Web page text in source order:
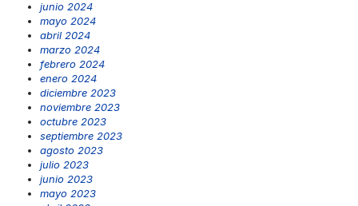
junio 2024
mayo 2024
abril 2024
marzo 2024
febrero 2024
enero 2024
diciembre 2023
noviembre 2023
octubre 2023
septiembre 2023
agosto 2023
julio 2023
junio 2023
mayo 2023